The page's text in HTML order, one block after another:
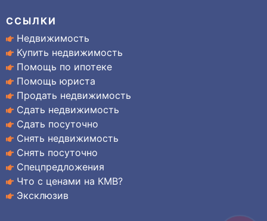
ССЫЛКИ
Недвижимость
Купить недвижимость
Помощь по ипотеке
Помощь юриста
Продать недвижимость
Сдать недвижимость
Сдать посуточно
Снять недвижимость
Снять посуточно
Спецпредложения
Что с ценами на КМВ?
Эксклюзив